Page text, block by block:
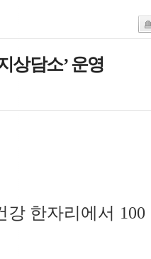
상담소’ 운영
강 한자리에서 100